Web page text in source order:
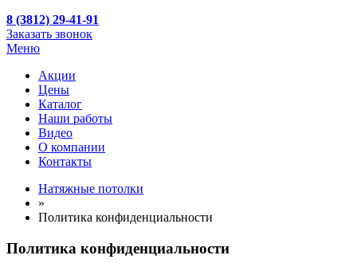
8 (3812) 29-41-91
Заказать звонок
Меню
Акции
Цены
Каталог
Наши работы
Видео
О компании
Контакты
Натяжные потолки
»
Политика конфиденциальности
Политика конфиденциальности